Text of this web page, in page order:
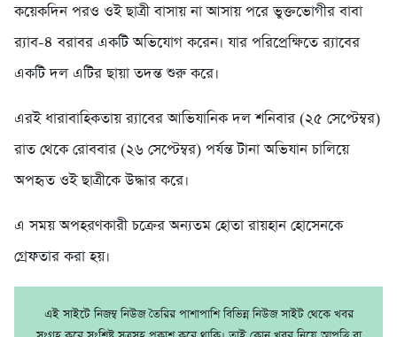
কয়েকদিন পরও ওই ছাত্রী বাসায় না আসায় পরে ভুক্তভোগীর বাবা
র‌্যাব-৪ বরাবর একটি অভিযোগ করেন। যার পরিপ্রেক্ষিতে র‌্যাবের
একটি দল এটির ছায়া তদন্ত শুরু করে।
এরই ধারাবাহিকতায় র‌্যাবের আভিযানিক দল শনিবার (২৫ সেপ্টেম্বর)
রাত থেকে রোববার (২৬ সেপ্টেম্বর) পর্যন্ত টানা অভিযান চালিয়ে
অপহৃত ওই ছাত্রীকে উদ্ধার করে।
এ সময় অপহরণকারী চক্রের অন্যতম হোতা রায়হান হোসেনকে
গ্রেফতার করা হয়।
এই সাইটে নিজম্ব নিউজ তৈরির পাশাপাশি বিভিন্ন নিউজ সাইট থেকে খবর